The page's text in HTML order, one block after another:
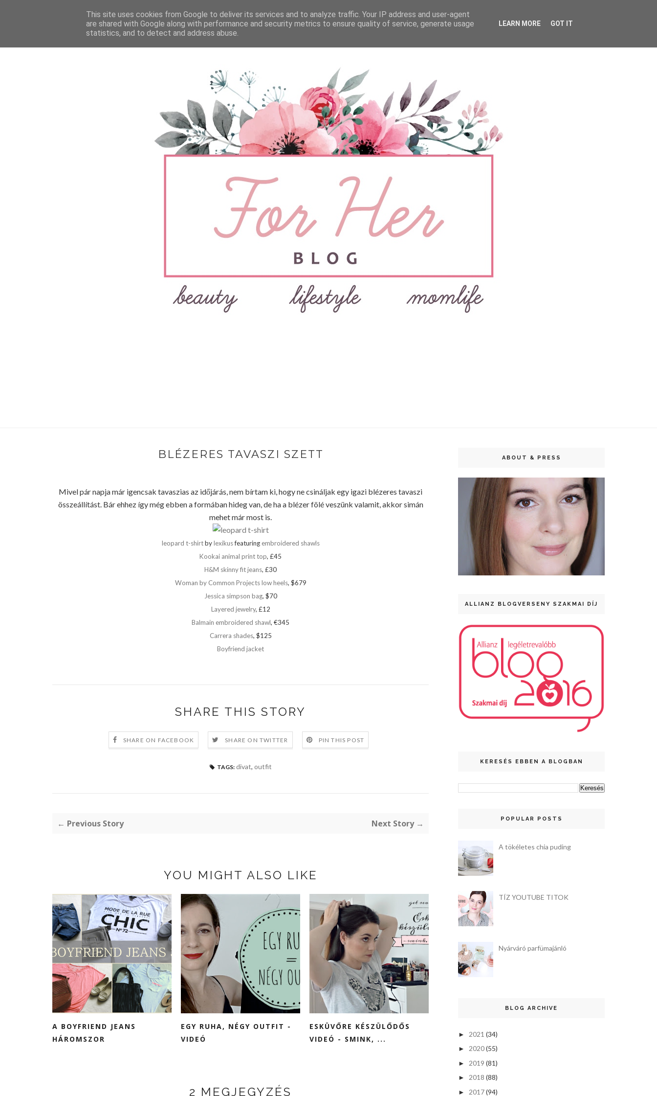
TERMÉKTESZTEK BŐRÁPOLÁS ÉLETMÓD BABA SZEMÉLYES VIDEÓ
BLÉZERES TAVASZI SZETT
Mivel pár napja már igencsak tavaszias az időjárás, nem bírtam ki, hogy ne csináljak egy igazi blézeres tavaszi
összeállítást. Bár ehhez így még ebben a formában hideg van, de ha a blézer fölé veszünk valamit, akkor simán
mehet már most is.
leopard t-shirtbylexikusfeaturing embroidered shawls
Kookai animal print top, £45
H&M skinny fit jeans, £30
Woman by Common Projects low heels, $679
Jessica simpson bag, $70
Layered jewelry, £12
Balmain embroidered shawl, €345
Carrera shades, $125
Boyfriend jacket
SHARE THIS STORY
SHARE ON FACEBOOK SHARE ON TWITTER PIN THIS POST
TAGS: divat, outfit
← Previous Story Next Story →
YOU MIGHT ALSO LIKE
A BOYFRIEND JEANS
HÁROMSZOR
EGY RUHA, NÉGY OUTFIT -
VIDEÓ
ESKÜVŐRE KÉSZÜLŐDŐS
VIDEÓ - SMINK, ...
2 MEGJEGYZÉS
ABOUT & PRESS
ALLIANZ BLOGVERSENY SZAKMAI DÍJ
KERESÉS EBBEN A BLOGBAN
POPULAR POSTS
A tökéletes chia puding
TÍZ YOUTUBE TITOK
Nyárváró parfümajánló
BLOG ARCHIVE
► 2021 (34)
► 2020(55)
► 2019 (81)
► 2018 (88)
► 2017(94)
This site uses cookies from Google to deliver its services and to analyze traffic. Your IP address and user-agent
are shared with Google along with performance and security metrics to ensure quality of service, generate usage
statistics, and to detect and address abuse.
LEARN MORE GOT IT